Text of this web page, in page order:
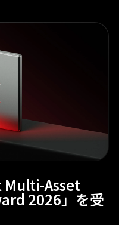
Multi-Asset
2026」を受